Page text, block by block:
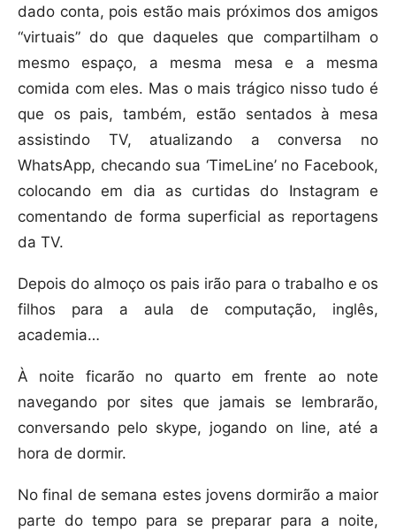
dado conta, pois estão mais próximos dos amigos
“virtuais” do que daqueles que compartilham o
mesmo espaço, a mesma mesa e a mesma
comida com eles. Mas o mais trágico nisso tudo é
que os pais, também, estão sentados à mesa
assistindo TV, atualizando a conversa no
WhatsApp, checando sua ‘TimeLine’ no Facebook,
colocando em dia as curtidas do Instagram e
comentando de forma superficial as reportagens
da TV.
Depois do almoço os pais irão para o trabalho e os
filhos para a aula de computação, inglês,
academia…
À noite ficarão no quarto em frente ao note
navegando por sites que jamais se lembrarão,
conversando pelo skype, jogando on line, até a
hora de dormir.
No final de semana estes jovens dormirão a maior
parte do tempo para se preparar para a noite,